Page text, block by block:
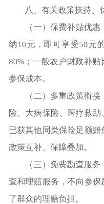
八、有关政策扶持、
（一）保费补贴优惠
纳10元，即可享受50元
80%；一般农户财政补
参保成本。
（二） 多重政策衔接
险、大病保险、医疗救助
已获其他同类保险足额
政策互补、保障叠加。
（三） 免费勘查服务
查和理赔服务，不向参
了群众的理赔负担。